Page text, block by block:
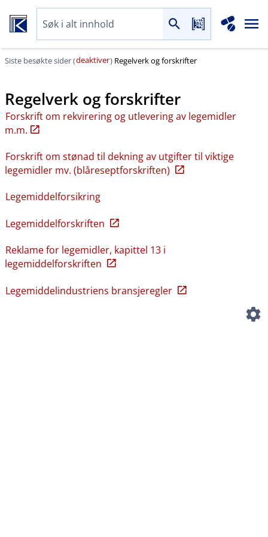
Siste besøkte sider (deaktiver) Regelverk og forskrifter
Regelverk og forskrifter
Forskrift om rekvirering og utlevering av legemidler
m.m.
Forskrift om stønad til dekning av utgifter til viktige
legemidler mv. (blåreseptforskriften)
Legemiddelforsikring
Legemiddelforskriften
Reklame for legemidler, kapittel 13 i
legemiddelforskriften
Legemiddelindustriens bransjeregler